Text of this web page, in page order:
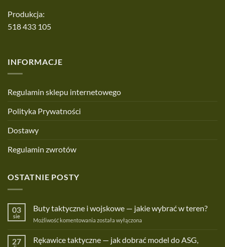
Produkcja:
518 433 105
INFORMACJE
Regulamin sklepu internetowego
Polityka Prywatności
Dostawy
Regulamin zwrotów
OSTATNIE POSTY
03
sie
Buty taktyczne i wojskowe — jakie wybrać w teren?
Możliwość komentowania Buty
wojskowe
została wyłączona
27
Rękawice taktyczne — jak dobrać model do ASG,